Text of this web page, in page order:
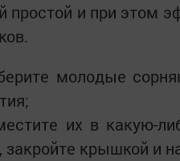
простой и при этом
молодые
их в какую-
закройте крышкой и